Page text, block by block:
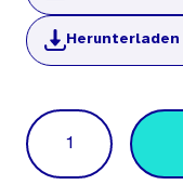
Herunterladen
Menge